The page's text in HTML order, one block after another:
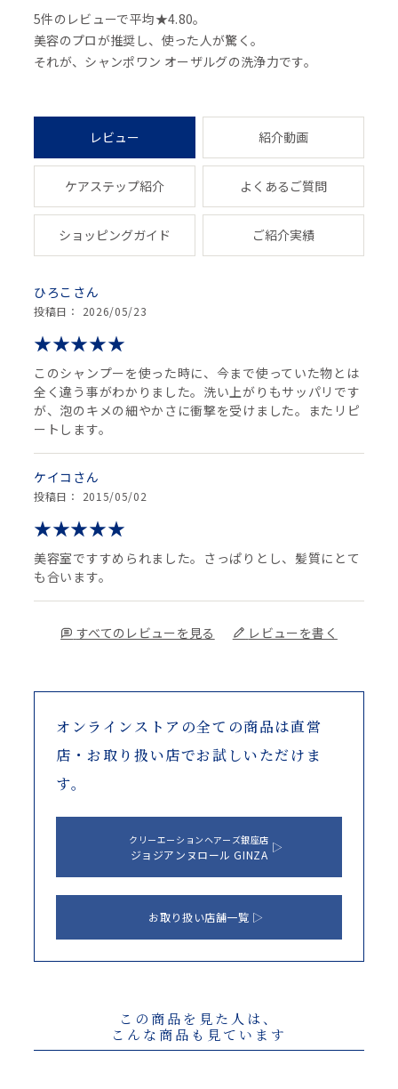
5件のレビューで平均★4.80。
美容のプロが推奨し、使った人が驚く。
それが、シャンポワン オーザルグの洗浄力です。
レビュー 紹介動画
ケアステップ紹介 よくあるご質問
ショッピングガイド ご紹介実績
ひろこ
投稿日： 2026/05/23
このシャンプーを使った時に、今まで使っていた物とは
全く違う事がわかりました。洗い上がりもサッパリです
が、泡のキメの細やかさに衝撃を受けました。またリピ
ートします。
ケイコ
投稿日： 2015/05/02
美容室ですすめられました。さっぱりとし、髪質にとて
も合います。
すべてのレビューを見る レビューを書く
オンラインストアの全ての商品は直営
店・お取り扱い店でお試しいただけま
す。
クリーエーションヘアーズ銀座店
ジョジアンヌロール GINZA
お取り扱い店舗一覧
この商品を見た人は、
こんな商品も見ています